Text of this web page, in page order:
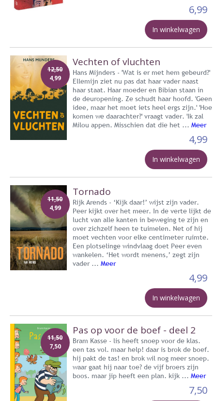
6,99
In winkelwagen
12,50
4,99
Vechten of vluchten
Hans Mijnders - 'Wat is er met hem gebeurd?'
Ellemijn ziet nu pas dat haar vader naast
haar staat. Haar moeder en Bibian staan in
de deuropening. Ze schudt haar hoofd. 'Geen
idee, maar het moet iets heel ergs zijn.' 'Hoe
komen we daarachter?' vraagt vader. 'Ik zal
Milou appen. Misschien dat die het ... Meer
4,99
In winkelwagen
11,50
4,99
Tornado
Rijk Arends - ‘Kijk daar!’ wijst zijn vader.
Peer kijkt over het meer. In de verte lijkt de
lucht van alle kanten in beweging te zijn en
over zichzelf heen te tuimelen. Net of hij
moet vechten voor elke centimeter ruimte.
Een plotselinge windvlaag doet Peer even
wankelen. ‘Het wordt menens,’ zegt zijn
vader ... Meer
4,99
In winkelwagen
11,50
7,50
Pas op voor de boef - deel 2
Bram Kasse - lis heeft snoep voor de klas.
een tas vol. maar help! daar is brok de boef.
hij pakt de tas! en brok wil nog meer snoep.
waar gaat hij naar toe? de vijf broers zijn
boos. maar jip heeft een plan. kijk ... Meer
7,50